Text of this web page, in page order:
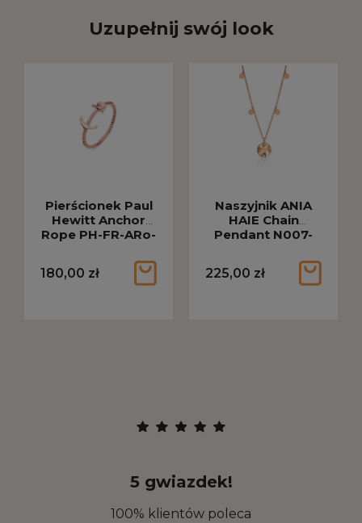
Uzupełnij swój look
Pierścionek Paul
Hewitt Anchor
Rope PH-FR-ARo-
180,00 zł
Naszyjnik ANIA
HAIE Chain
Pendant N007-
225,00 zł
5 gwiazdek!
100% klientów poleca